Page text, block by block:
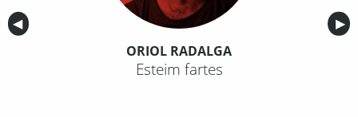
Anterior
◀︎ ▶︎
ORIOL RADALGA
Esteim fartes